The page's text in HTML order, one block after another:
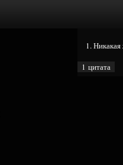
1. Никакая
1 цитата